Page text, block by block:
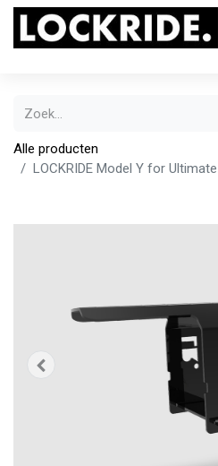
Alle producten
LOCKRIDE Model Y for